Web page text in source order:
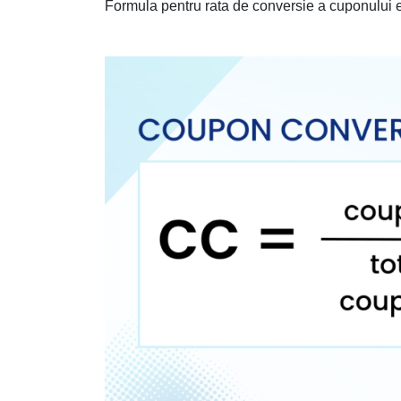
Formula pentru rata de conversie a cuponului